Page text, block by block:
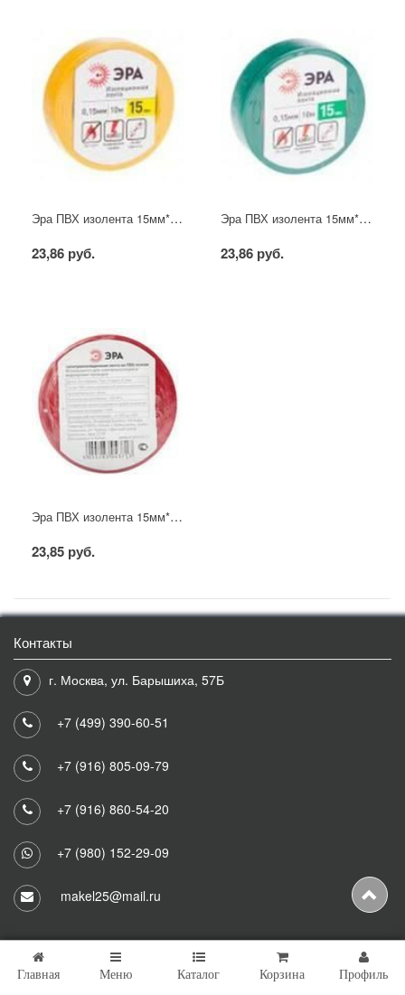
Эра ПВХ изолента 15мм*10м жёлтая
23,86 руб.
Эра ПВХ изолента 15мм*10м зелёная
23,86 руб.
Эра ПВХ изолента 15мм*10м красная
23,85 руб.
Контакты
г. Москва, ул. Барышиха, 57Б
+7 (499) 390-60-51
+7 (916) 805-09-79
+7 (916) 860-54-20
+7 (980) 152-29-09
makel25@mail.ru
Copyright © 2026 Makel25 Все права защищены.
Главная Меню Каталог Корзина Профиль